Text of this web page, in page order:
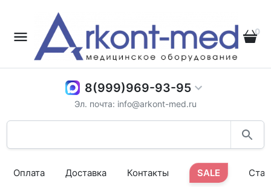
0
8(999)969-93-95
Эл. почта: info@arkont-med.ru
Оплата Доставка Контакты SALE